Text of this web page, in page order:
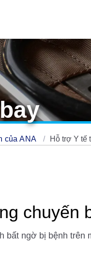
của ANA Hỗ trợ Y tế
chuyến
bất ngờ bị bệnh trên